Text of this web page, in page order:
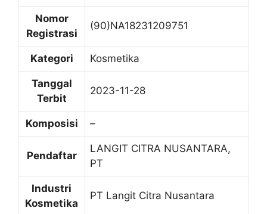
Nomor
Registrasi
(90)NA18231209751
Kategori Kosmetika
Tanggal
Terbit
2023-11-28
Komposisi –
Pendaftar
LANGIT CITRA NUSANTARA,
PT
Industri
Kosmetika
PT Langit Citra Nusantara